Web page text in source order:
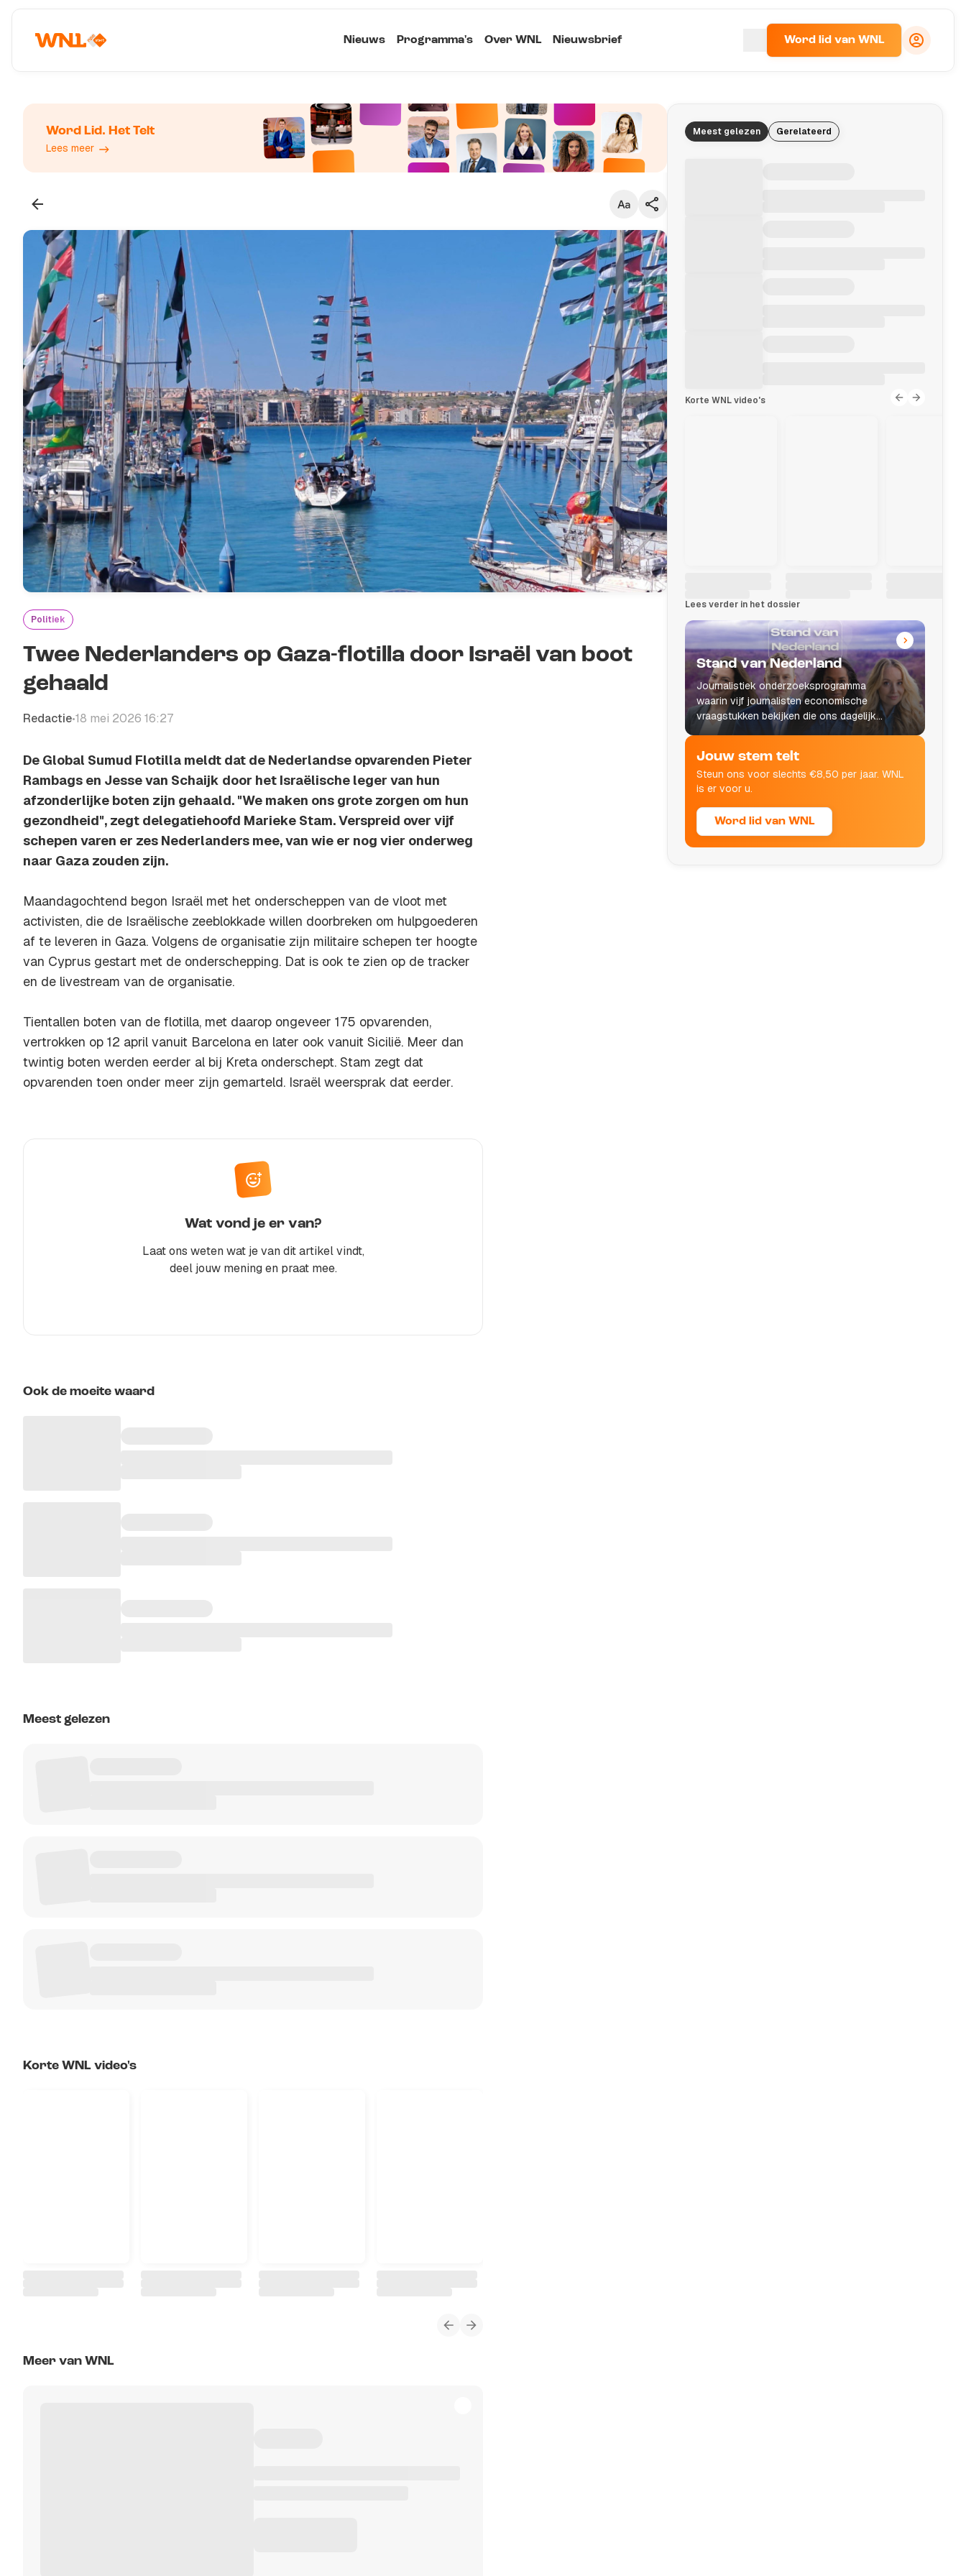
Nieuws Programma's Over WNL Nieuwsbrief Word lid van WNL
Word Lid. Het Telt
Lees meer
Klein
Standaard
Groot
Kopieer link
Politiek
Twee Nederlanders op Gaza-flotilla door Israël van boot
gehaald
Redactie•18 mei 2026 16:27
De Global Sumud Flotilla meldt dat de Nederlandse opvarenden Pieter
Rambags en Jesse van Schaijk door het Israëlische leger van hun
afzonderlijke boten zijn gehaald. "We maken ons grote zorgen om hun
gezondheid", zegt delegatiehoofd Marieke Stam. Verspreid over vijf
schepen varen er zes Nederlanders mee, van wie er nog vier onderweg
naar Gaza zouden zijn.
Maandagochtend begon Israël met het onderscheppen van de vloot met
activisten, die de Israëlische zeeblokkade willen doorbreken om hulpgoederen
af te leveren in Gaza. Volgens de organisatie zijn militaire schepen ter hoogte
van Cyprus gestart met de onderschepping. Dat is ook te zien op de tracker
en de livestream van de organisatie.
Tientallen boten van de flotilla, met daarop ongeveer 175 opvarenden,
vertrokken op 12 april vanuit Barcelona en later ook vanuit Sicilië. Meer dan
twintig boten werden eerder al bij Kreta onderschept. Stam zegt dat
opvarenden toen onder meer zijn gemarteld. Israël weersprak dat eerder.
Wat vond je er van?
Laat ons weten wat je van dit artikel vindt,
deel jouw mening en praat mee.
Ook de moeite waard
Meest gelezen
Korte WNL video's
Meer van WNL
Meest gelezen Gerelateerd
Korte WNL video's
Lees verder in het dossier
Stand van Nederland
Journalistiek onderzoeksprogramma
waarin vijf journalisten economische
vraagstukken bekijken die ons dagelijks
leven raken.
Jouw stem telt
Steun ons voor slechts €8,50 per jaar. WNL
is er voor u.
Word lid van WNL